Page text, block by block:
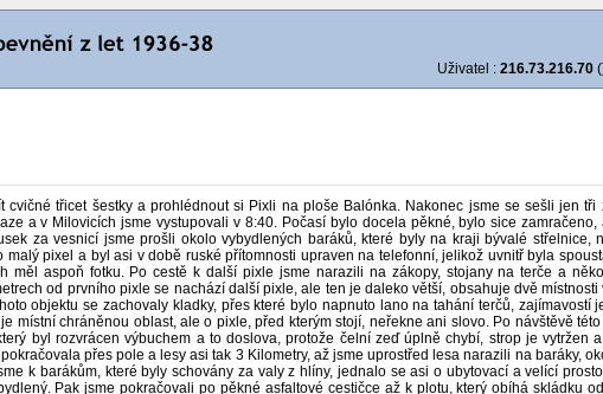
Uživatel : 216.73.216.70
třicet šestky a prohlédnout si Pixli na ploše Balónka. Nakonec jsme se sešli jen tři
a v Milovicích jsme vystupovali v 8:40. Počasí bylo docela pěkné, bylo sice zamračeno,
za vesnicí jsme prošli okolo vybydlených baráků, které byly na kraji bývalé střelnice,
pixel a byl asi v době ruské přítomnosti upraven na telefonní, jelikož uvnitř byla
měl aspoň fotku. Po cestě k další pixle jsme narazili na zákopy, stojany na terče a
od prvního pixle se nachází další pixle, ale ten je daleko větší, obsahuje dvě místnosti
objektu se zachovaly kladky, přes které bylo napnuto lano na tahání terčů, zajímavostí
místní chráněnou oblast, ale o pixle, před kterým stojí, neřekne ani slovo. Po návštěvě
byl rozvrácen výbuchem a to doslova, protože čelní zeď úplně chybí, strop je vytržen
přes pole a lesy asi tak 3 Kilometry, až jsme uprostřed lesa narazili na baráky,
k barákům, které byly schovány za valy z hlíny, jednalo se asi o ubytovací a velící
Pak jsme pokračovali po pěkné asfaltové cestičce až k plotu, který obíhá skládku